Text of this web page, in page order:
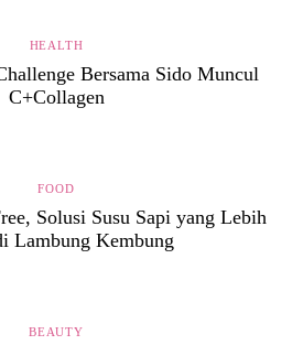
HEALTH
Bersama Sido Muncul
C+Collagen
FOOD
Solusi Susu Sapi yang Lebih
Lambung Kembung
BEAUTY